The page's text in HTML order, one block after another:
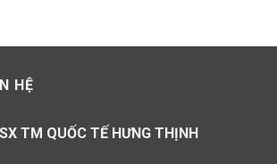
HỆ
TM QUỐC TẾ HƯNG THỊNH